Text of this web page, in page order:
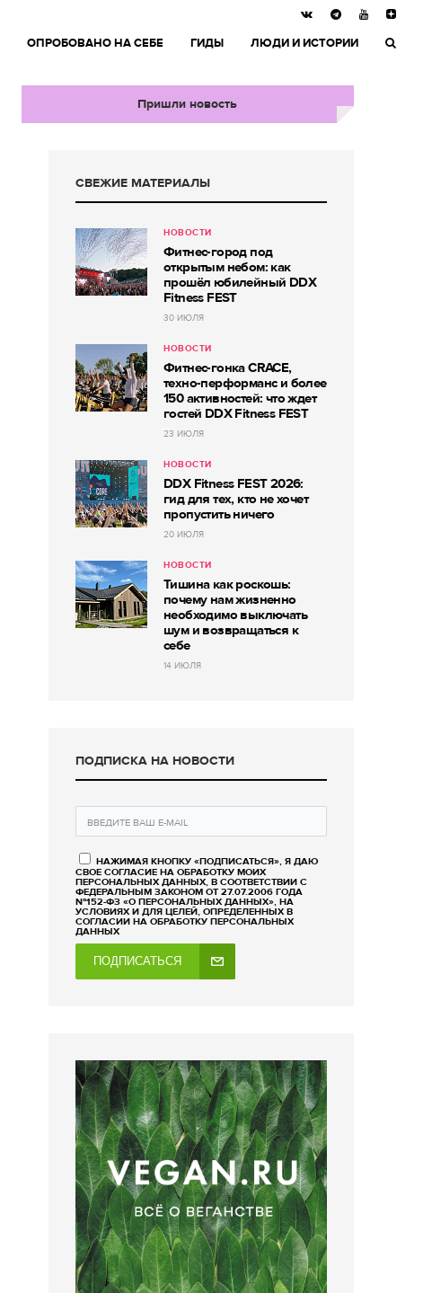
ОПРОБОВАНО НА СЕБЕ ГИДЫ ЛЮДИ И ИСТОРИИ
Пришли новость
СВЕЖИЕ МАТЕРИАЛЫ
НОВОСТИ
Фитнес-город под
открытым небом: как
прошёл юбилейный DDX
Fitness FEST
30 ИЮЛЯ
НОВОСТИ
Фитнес-гонка CRACE,
техно-перформанс и более
150 активностей: что ждет
гостей DDX Fitness FEST
23 ИЮЛЯ
НОВОСТИ
DDX Fitness FEST 2026:
гид для тех, кто не хочет
пропустить ничего
20 ИЮЛЯ
НОВОСТИ
Тишина как роскошь:
почему нам жизненно
необходимо выключать
шум и возвращаться к
себе
14 ИЮЛЯ
ПОДПИСКА НА НОВОСТИ
НАЖИМАЯ КНОПКУ «ПОДПИСАТЬСЯ», Я ДАЮ
СВОЕ СОГЛАСИЕ НА ОБРАБОТКУ МОИХ
ПЕРСОНАЛЬНЫХ ДАННЫХ, В СООТВЕТСТВИИ С
ФЕДЕРАЛЬНЫМ ЗАКОНОМ ОТ 27.07.2006 ГОДА
№152-ФЗ «О ПЕРСОНАЛЬНЫХ ДАННЫХ», НА
УСЛОВИЯХ И ДЛЯ ЦЕЛЕЙ, ОПРЕДЕЛЕННЫХ В
СОГЛАСИИ НА ОБРАБОТКУ ПЕРСОНАЛЬНЫХ
ДАННЫХ
ПОДПИСАТЬСЯ